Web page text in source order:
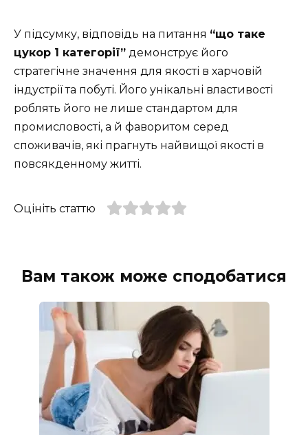
У підсумку, відповідь на питання “що таке
цукор 1 категорії” демонструє його
стратегічне значення для якості в харчовій
індустрії та побуті. Його унікальні властивості
роблять його не лише стандартом для
промисловості, а й фаворитом серед
споживачів, які прагнуть найвищої якості в
повсякденному житті.
Оцініть статтю
Вам також може сподобатися